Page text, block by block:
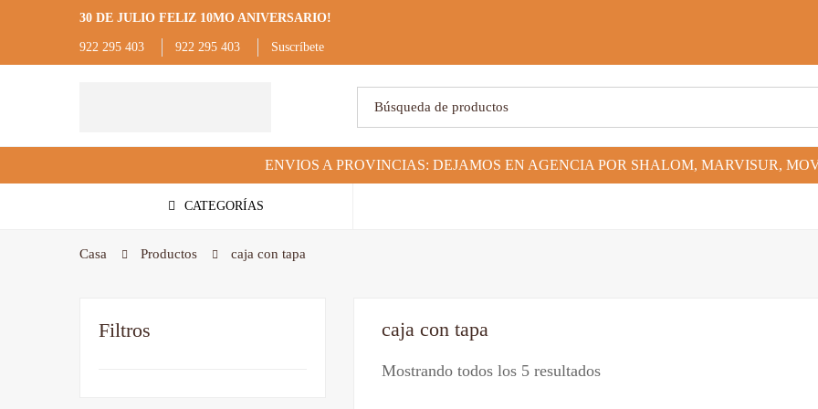
30 DE JULIO FELIZ 10MO ANIVERSARIO!
922 295 403 922 295 403 Suscríbete
CATEGORÍAS
Casa Productos caja con tapa
Filtros caja con tapa
Mostrando todos los 5 resultados